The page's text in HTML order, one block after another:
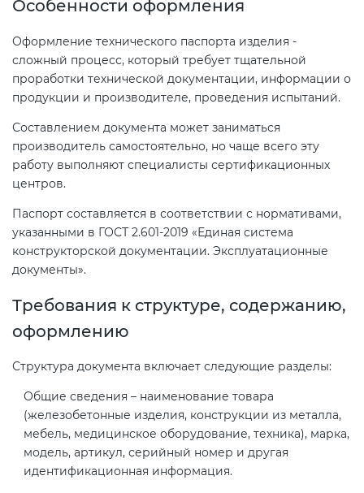
Особенности оформления
Оформление технического паспорта изделия -
сложный процесс, который требует тщательной
проработки технической документации, информации о
продукции и производителе, проведения испытаний.
Составлением документа может заниматься
производитель самостоятельно, но чаще всего эту
работу выполняют специалисты сертификационных
центров.
Паспорт составляется в соответствии с нормативами,
указанными в ГОСТ 2.601-2019 «Единая система
конструкторской документации. Эксплуатационные
документы».
Требования к структуре, содержанию,
оформлению
Структура документа включает следующие разделы:
Общие сведения – наименование товара
(железобетонные изделия, конструкции из металла,
мебель, медицинское оборудование, техника), марка,
модель, артикул, серийный номер и другая
идентификационная информация.
Сертификация средств
индивидуальной защиты (ТР ТС
019)
Действующие технические
регламенты